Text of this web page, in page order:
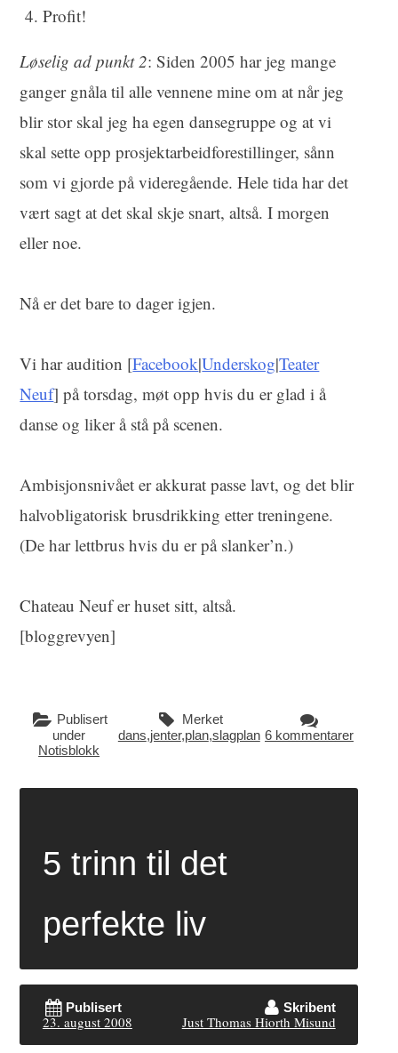
Profit!
Løselig ad punkt 2: Siden 2005 har jeg mange
ganger gnåla tilalle vennene mine om at når jeg
blir stor skal jeg ha egen dansegruppe og at vi
skal sette opp prosjektarbeidforestillinger, sånn
som vi gjorde på videregående. Hele tida har det
vært sagt at det skal skje snart, altså.I morgen
eller noe.
Nå er det bare to dager igjen.
Vi har audition [Facebook|Underskog|Teater
Neuf] på torsdag, møt opp hvis du er glad i å
danse og liker å stå på scenen.
Ambisjonsnivået er akkurat passe lavt, og det blir
halvobligatorisk brusdrikking etter treningene.
(De har lettbrus hvis du er på slanker’n.)
Chateau Neuf er huset sitt, altså.
[bloggrevyen]
Publisert
under
Notisblokk
Merket
dans,jenter,plan,slagplan 6 kommentarer
5 trinn til det
perfekte liv
Publisert
23. august 2008
Skribent
Just Thomas Hiorth Misund